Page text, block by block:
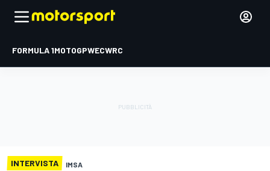
FORMULA 1MOTOGPWECWRC
INTERVISTA IMSA